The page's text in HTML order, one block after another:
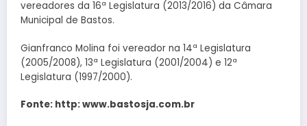
vereadores da 16ª Legislatura (2013/2016) da Câmara
Municipal de Bastos.
Gianfranco Molina foi vereador na 14ª Legislatura
(2005/2008), 13ª Legislatura (2001/2004) e 12ª
Legislatura (1997/2000).
Fonte: http: www.bastosja.com.br